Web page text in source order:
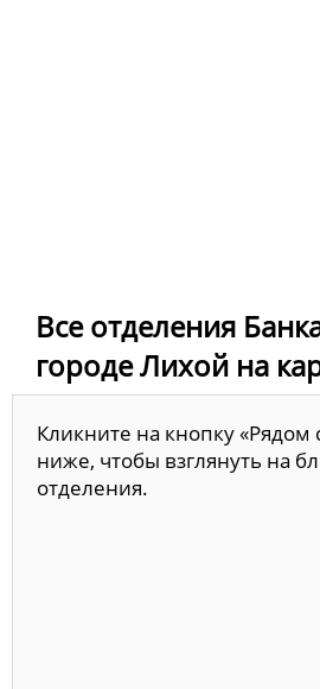
Все отделения
городе Лихой на
Кликните на кнопку «Рядом
ниже, чтобы взглянуть на
отделения.